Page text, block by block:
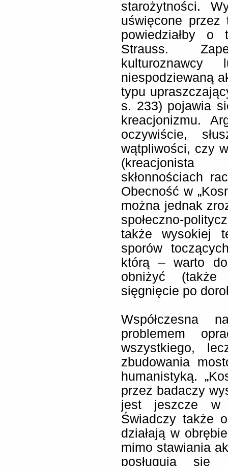
starożytności.
uświęcone przez
powiedziałby o
Strauss.
kulturoznawcy
niespodziewaną
typu
s. 233) pojawia
kreacjonizmu.
oczywiście,
wątpliwości, czy
(kreacjonista
skłonnościach
Obecność w
można jednak
społeczno-
także wysokiej
sporów
którą – warto
obniżyć (także
sięgnięcie po
problemem
wszystkiego,
zbudowania
humanistyką.
przez badaczy
jest jeszcze w
Świadczy także
działają w
mimo stawiania
posługują się